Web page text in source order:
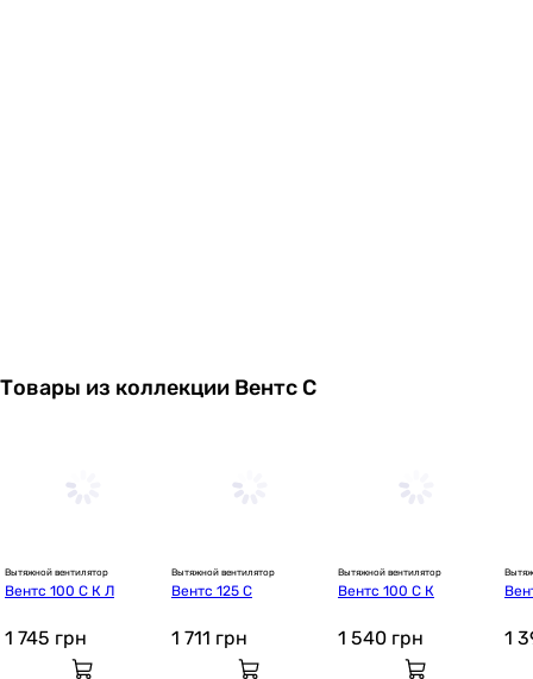
Товары из коллекции Вентс С
Вытяжной вентилятор
Вентс 100 С К Л
1 745 грн
Вытяжной вентилятор
Вентс 125 С
1 711 грн
Вытяжной вентилятор
Вентс 100 С К
1 540 грн 1